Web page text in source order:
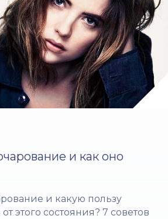
и как оно
и какую пользу
этого состояния? 7 советов